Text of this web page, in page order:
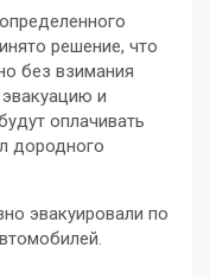
решение, что
без взимания
и
оплачивать
дородного
эвакуировали по